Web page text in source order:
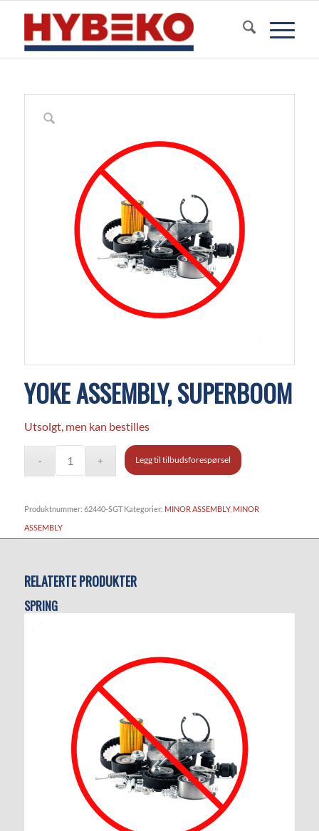
YOKE ASSEMBLY, SUPERBOOM
Utsolgt, men kan bestilles
Legg til tilbudsforespørsel
Produktnummer: 62440-SGT Kategorier: MINOR ASSEMBLY, MINOR
ASSEMBLY
RELATERTE PRODUKTER
SPRING